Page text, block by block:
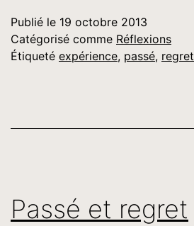
Publié le 19 octobre 2013
Catégorisé comme Réflexions
Étiqueté expérience, passé, regret
Passé et regret